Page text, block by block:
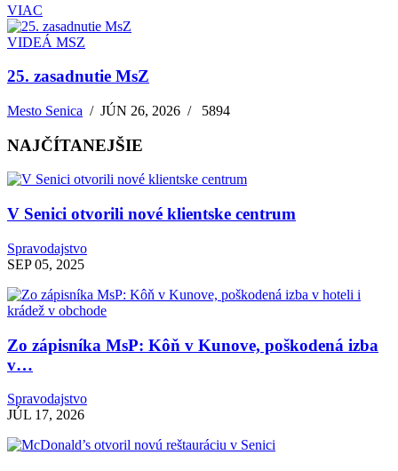
VIAC
VIDEÁ MSZ
25. zasadnutie MsZ
Mesto Senica /JÚN 26, 2026 / 5894
NAJČÍTANEJŠIE
V Senici otvorili nové klientske centrum
Spravodajstvo
SEP 05, 2025
Zo zápisníka MsP: Kôň v Kunove, poškodená izba
v…
Spravodajstvo
JÚL 17, 2026